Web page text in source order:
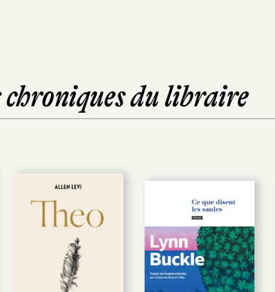
chroniques du libraire